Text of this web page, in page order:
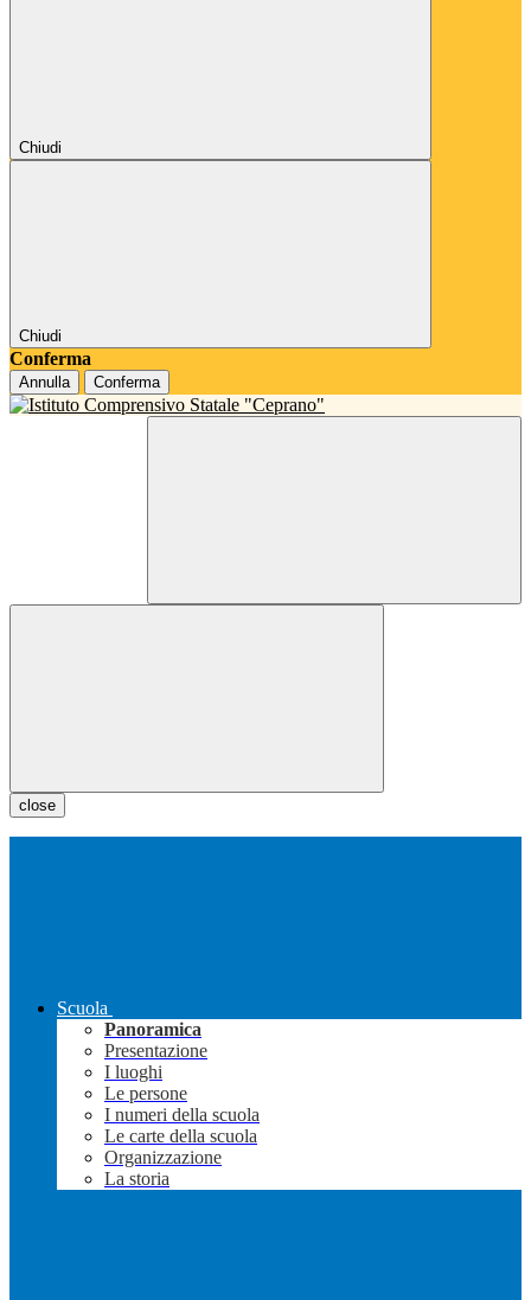
Chiudi
Chiudi
Conferma
Annulla Conferma
close
Scuola
Panoramica
Presentazione
I luoghi
Le persone
I numeri della scuola
Le carte della scuola
Organizzazione
La storia